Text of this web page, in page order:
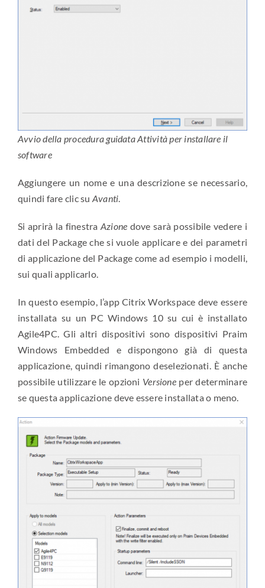
Avvio della procedura guidata Attività per installare il
software
Aggiungere un nome e una descrizione se necessario,
quindi fare clic su Avanti.
Si aprirà la finestra Azione dove sarà possibile vedere i
dati del Package che si vuole applicare e dei parametri
di applicazione del Package come ad esempio i modelli,
sui quali applicarlo.
In questo esempio, l’app Citrix Workspace deve essere
installata su un PC Windows 10 su cui è installato
Agile4PC. Gli altri dispositivi sono dispositivi Praim
Windows Embedded e dispongono già di questa
applicazione, quindi rimangono deselezionati. È anche
possibile utilizzare le opzioni Versioneper determinare
se questa applicazione deve essere installata o meno.